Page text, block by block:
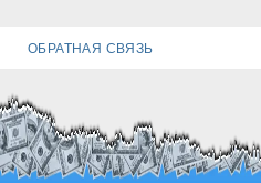
ОБРАТНАЯ СВЯЗЬ